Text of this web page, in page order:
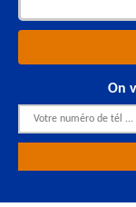
On